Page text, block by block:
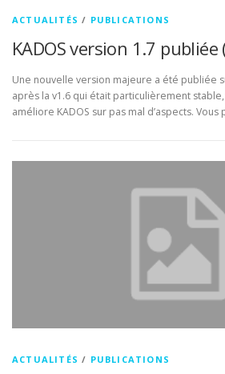
ACTUALITÉS / PUBLICATIONS
KADOS version 1.7
Une nouvelle version majeure a été publiée
après la v1.6 qui était particulièrement
améliore KADOS sur pas mal d’aspects. Vous
ACTUALITÉS / PUBLICATIONS